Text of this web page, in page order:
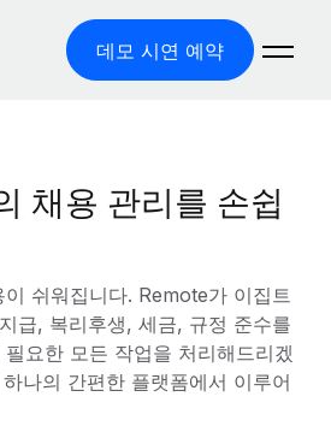
데모 시연 예약
지급을 손쉽게 처리
전 세계로 사업을 확장
지원 알아보기
채용 관리를 손쉽
쉬워집니다. Remote가 이집트
급, 복리후생, 세금, 규정 준수를
요한 모든 작업을 처리해드리겠
나의 간편한 플랫폼에서 이루어